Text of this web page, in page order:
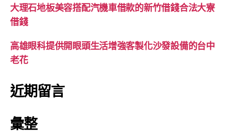
大理石地板美容搭配汽機車借款的新竹借錢合法大寮
借錢
高雄眼科提供開眼頭生活增強客製化沙發設備的台中
老花
近期留言
彙整